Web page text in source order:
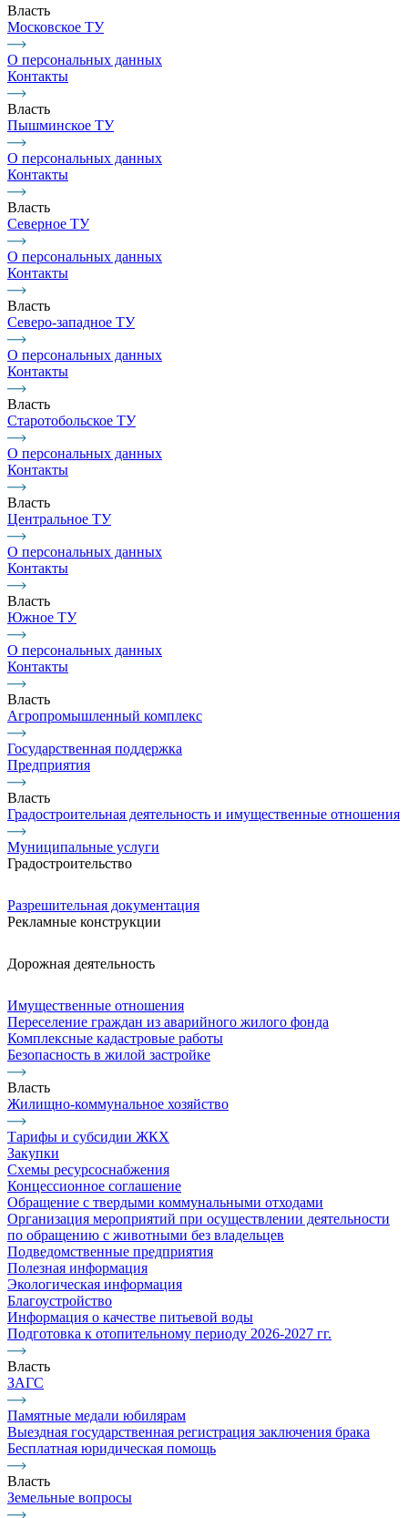
Власть
Московское ТУ
О персональных данных
Контакты
Власть
Пышминское ТУ
О персональных данных
Контакты
Власть
Северное ТУ
О персональных данных
Контакты
Власть
Северо-западное ТУ
О персональных данных
Контакты
Власть
Старотобольское ТУ
О персональных данных
Контакты
Власть
Центральное ТУ
О персональных данных
Контакты
Власть
Южное ТУ
О персональных данных
Контакты
Власть
Агропромышленный комплекс
Государственная поддержка
Предприятия
Власть
Градостроительная деятельность и имущественные отношения
Муниципальные услуги
Градостроительство
Разрешительная документация
Рекламные конструкции
Дорожная деятельность
Имущественные отношения
Переселение граждан из аварийного жилого фонда
Комплексные кадастровые работы
Безопасность в жилой застройке
Власть
Жилищно-коммунальное хозяйство
Тарифы и субсидии ЖКХ
Закупки
Схемы ресурсоснабжения
Концессионное соглашение
Обращение с твердыми коммунальными отходами
Организация мероприятий при осуществлении деятельности
по обращению с животными без владельцев
Подведомственные предприятия
Полезная информация
Экологическая информация
Благоустройство
Информация о качестве питьевой воды
Подготовка к отопительному периоду 2026-2027 гг.
Власть
ЗАГС
Памятные медали юбилярам
Выездная государственная регистрация заключения брака
Бесплатная юридическая помощь
Власть
Земельные вопросы